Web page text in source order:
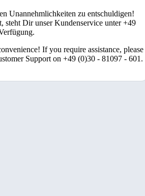
Unannehmlichkeiten zu entschuldigen!
steht Dir unser Kundenservice unter +49
If you require assistance, please
Support on +49 (0)30 - 81097 - 601.